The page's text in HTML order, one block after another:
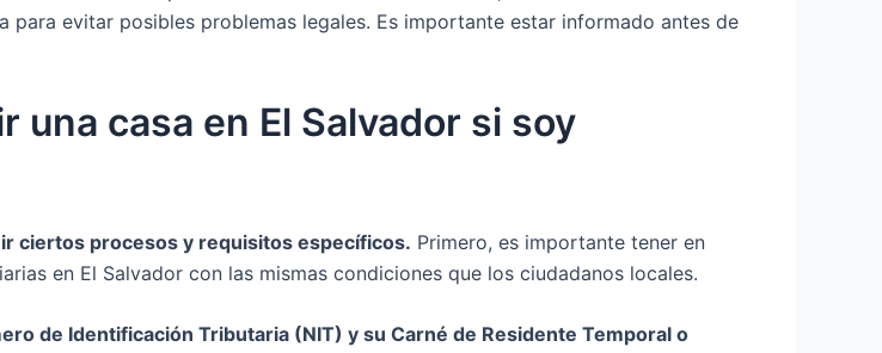
evitar posibles problemas legales. Es importante estar informado antes de
una casa en El Salvador si soy
ciertos procesos y requisitos específicos. Primero, es importante tener en
en El Salvador con las mismas condiciones que los ciudadanos locales.
de Identificación Tributaria (NIT) y su Carné de Residente Temporal o